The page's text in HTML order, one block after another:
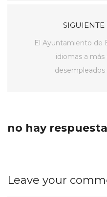
SIGUIENTE
El Ayuntamiento de
idiomas a
no hay
Leave your